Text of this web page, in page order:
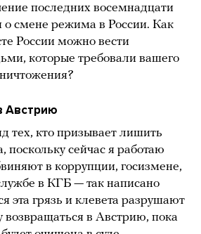
последних восемнадцати
о смене режима в России. Как
России можно вести
которые требовали вашего
Австрию
тех, кто призывает лишить
поскольку сейчас я работаю
в коррупции, госизмене,
в КГБ — так написано
эта грязь и клевета разрушают
возвращаться в Австрию, пока